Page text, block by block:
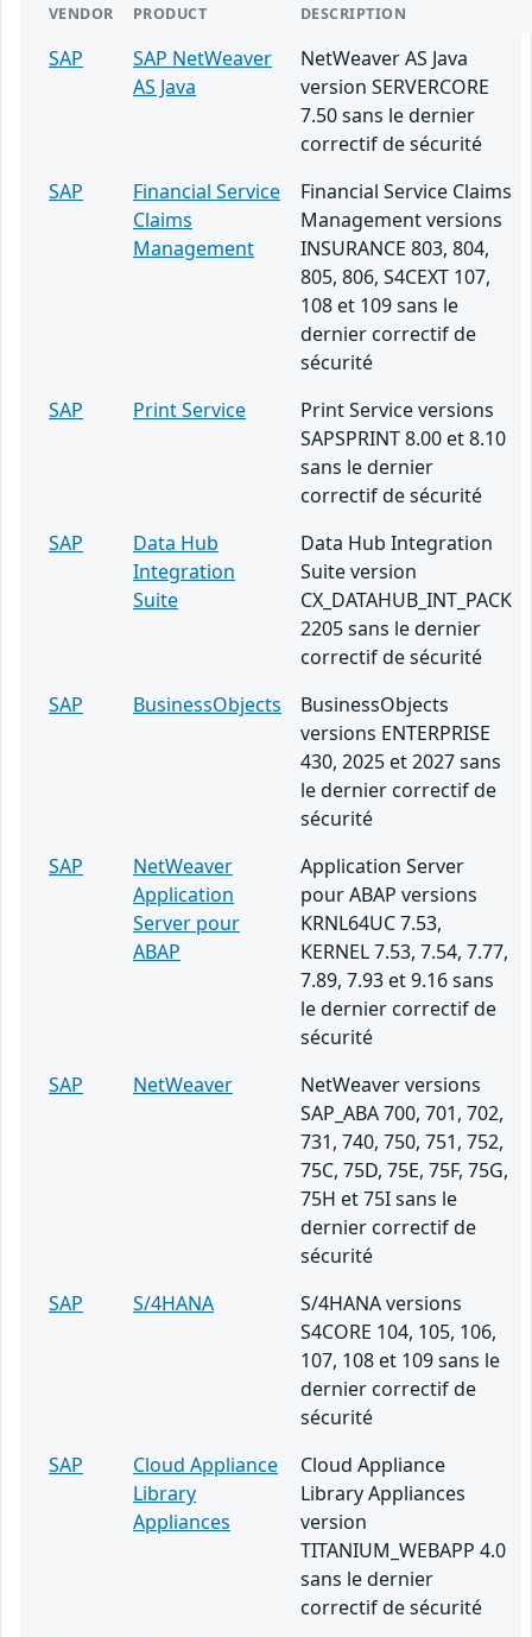
VENDOR PRODUCT DESCRIPTION
SAP
SAP NetWeaver
AS Java
NetWeaver AS Java
version SERVERCORE
7.50 sans le dernier
correctif de sécurité
SAP
Financial Service
Claims
Management
Financial Service Claims
Management versions
INSURANCE 803, 804,
805, 806, S4CEXT 107,
108 et 109 sans le
dernier correctif de
sécurité
SAP
Print Service
Print Service versions
SAPSPRINT 8.00 et 8.10
sans le dernier
correctif de sécurité
SAP
Data Hub
Integration
Suite
Data Hub Integration
Suite version
CX_DATAHUB_INT_PACK
2205 sans le dernier
correctif de sécurité
SAP
BusinessObjects
BusinessObjects
versions ENTERPRISE
430, 2025 et 2027 sans
le dernier correctif de
sécurité
SAP
NetWeaver
Application
Server pour
ABAP
Application Server
pour ABAP versions
KRNL64UC 7.53,
KERNEL 7.53, 7.54, 7.77,
7.89, 7.93 et 9.16 sans
le dernier correctif de
sécurité
SAP
NetWeaver
NetWeaver versions
SAP_ABA 700, 701, 702,
731, 740, 750, 751, 752,
75C, 75D, 75E, 75F, 75G,
75H et 75I sans le
dernier correctif de
sécurité
SAP
S/4HANA
S/4HANA versions
S4CORE 104, 105, 106,
107, 108 et 109 sans le
dernier correctif de
sécurité
SAP
Cloud Appliance
Library
Appliances
Cloud Appliance
Library Appliances
version
TITANIUM_WEBAPP 4.0
sans le dernier
correctif de sécurité